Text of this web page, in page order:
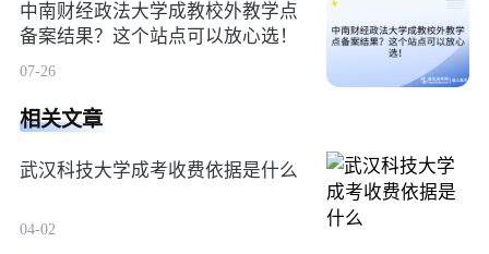
中南财经政法大学成教校外教学点
备案结果？这个站点可以放心选！
07-26
相关文章
武汉科技大学成考收费依据是什么
04-02